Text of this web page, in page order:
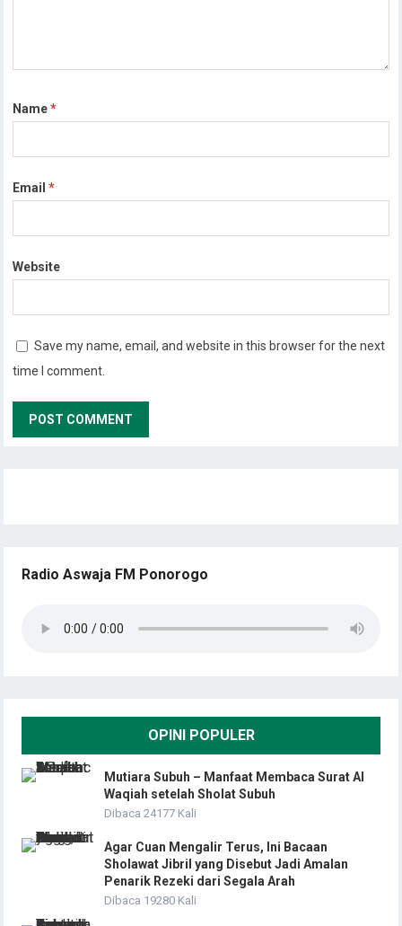
Name*
Email*
Website
Save my name, email, and website in this browser for the next
time I comment.
Radio Aswaja FM Ponorogo
OPINI POPULER
Mutiara Subuh – Manfaat Membaca Surat Al
Waqiah setelah Sholat Subuh
Dibaca 24177 Kali
Agar Cuan Mengalir Terus, Ini Bacaan
Sholawat Jibril yang Disebut Jadi Amalan
Penarik Rezeki dari Segala Arah
Dibaca 19280 Kali